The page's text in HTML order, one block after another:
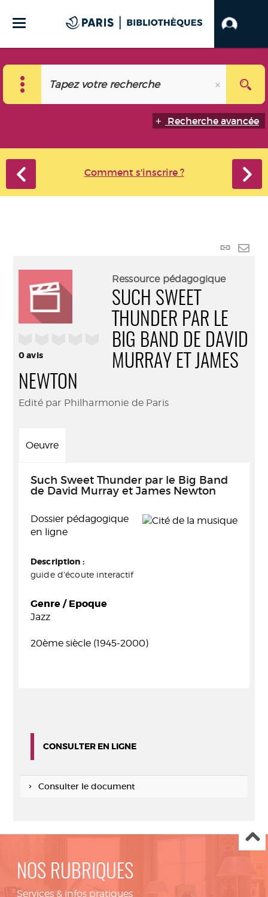
Recherche avancée
Comment s'inscrire ?
Lien
0avis
Ressource pédagogique
SUCH SWEET
THUNDER PAR LE
BIG BAND DE DAVID
MURRAY ET JAMES
NEWTON
Edité par Philharmonie de Paris
Oeuvre
Such Sweet Thunder par le Big Band
de David Murray et James Newton
Dossier pédagogique
en ligne
Description :
guide d'écoute interactif
Genre / Epoque
Jazz
20ème siècle (1945-2000)
CONSULTER EN LIGNE
Consulter le document
NOS RUBRIQUES
Services & infos pratiques